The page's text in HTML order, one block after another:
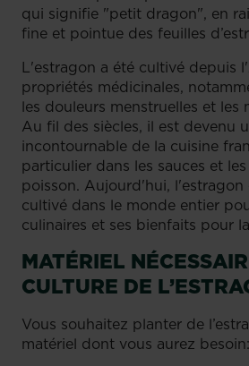
qui signifie "petit dragon", en
fine et pointue des feuilles
L'estragon a été cultivé depuis
propriétés médicinales,
les douleurs menstruelles et les
Au fil des siècles, il est devenu
incontournable de la cuisine
particulier dans les sauces et
poisson. Aujourd'hui, l'estragon
cultivé dans le monde entier
culinaires et ses bienfaits pour
MATÉRIEL
CULTURE DE
Vous souhaitez planter de
matériel dont vous aurez besoin: